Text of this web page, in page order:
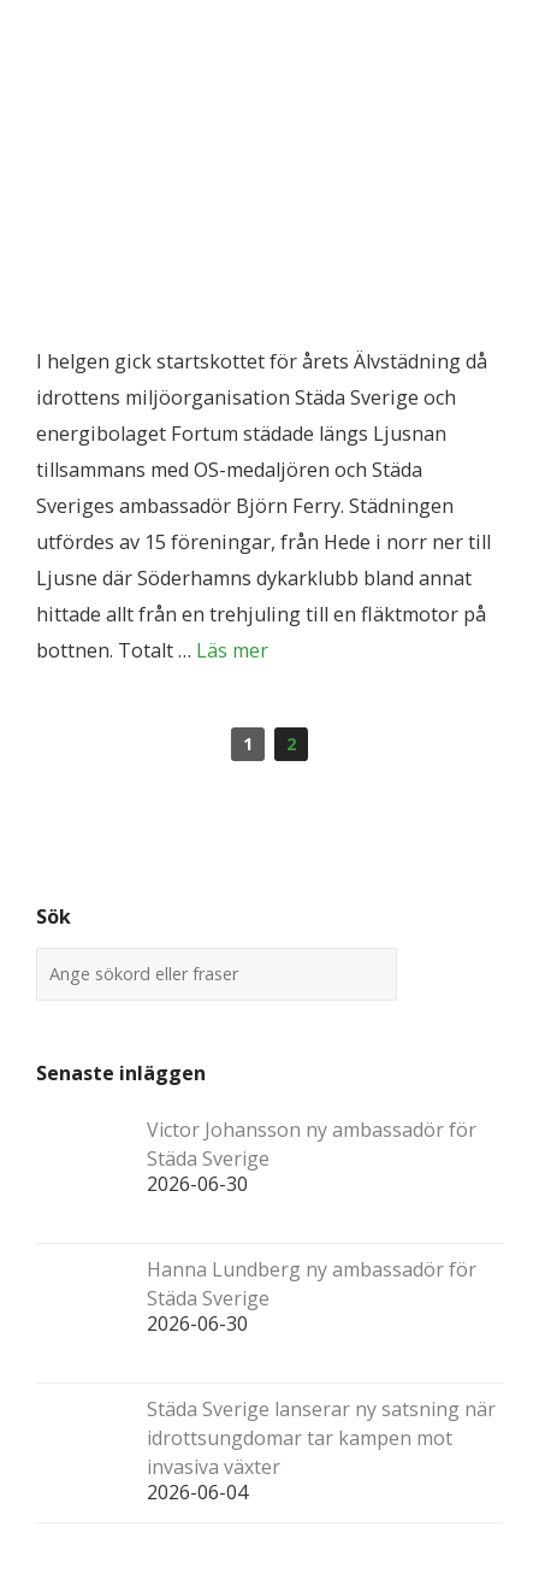
I helgen gick startskottet för årets Älvstädning då
idrottens miljöorganisation Städa Sverige och
energibolaget Fortum städade längs Ljusnan
tillsammans med OS-medaljören och Städa
Sveriges ambassadör Björn Ferry. Städningen
utfördes av 15 föreningar, från Hede i norr ner till
Ljusne där Söderhamns dykarklubb bland annat
hittade allt från en trehjuling till en fläktmotor på
bottnen. Totalt … Läs mer
1 2
Sök
Senaste inläggen
Victor Johansson ny ambassadör för
Städa Sverige
2026-06-30
Hanna Lundberg ny ambassadör för
Städa Sverige
2026-06-30
Städa Sverige lanserar ny satsning när
idrottsungdomar tar kampen mot
invasiva växter
2026-06-04